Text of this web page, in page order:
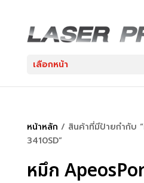
เลือกหน้า
หน้าหลัก / สินค้าที่มีป้ายกำกับ
3410SD”
หมึก